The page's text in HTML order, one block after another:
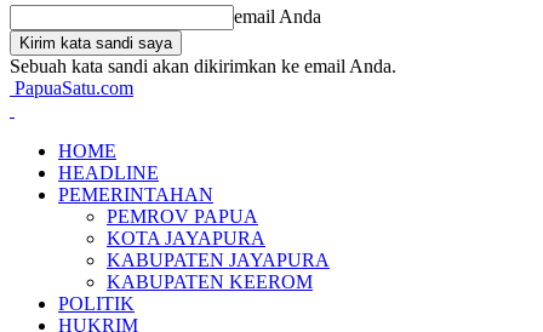
email Anda
Sebuah kata sandi akan dikirimkan ke email Anda.
PapuaSatu.com
HOME
HEADLINE
PEMERINTAHAN
PEMROV PAPUA
KOTA JAYAPURA
KABUPATEN JAYAPURA
KABUPATEN KEEROM
POLITIK
HUKRIM